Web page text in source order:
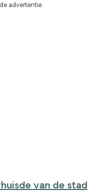
advertentie
van de stad